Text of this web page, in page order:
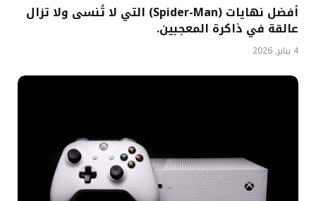
أفضل نهايات (Spider-Man) التي لا تُنسى ولا تزال
عالقة في ذاكرة المعجبين.
4 يناير, 2026